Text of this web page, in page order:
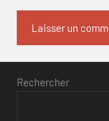
Rechercher